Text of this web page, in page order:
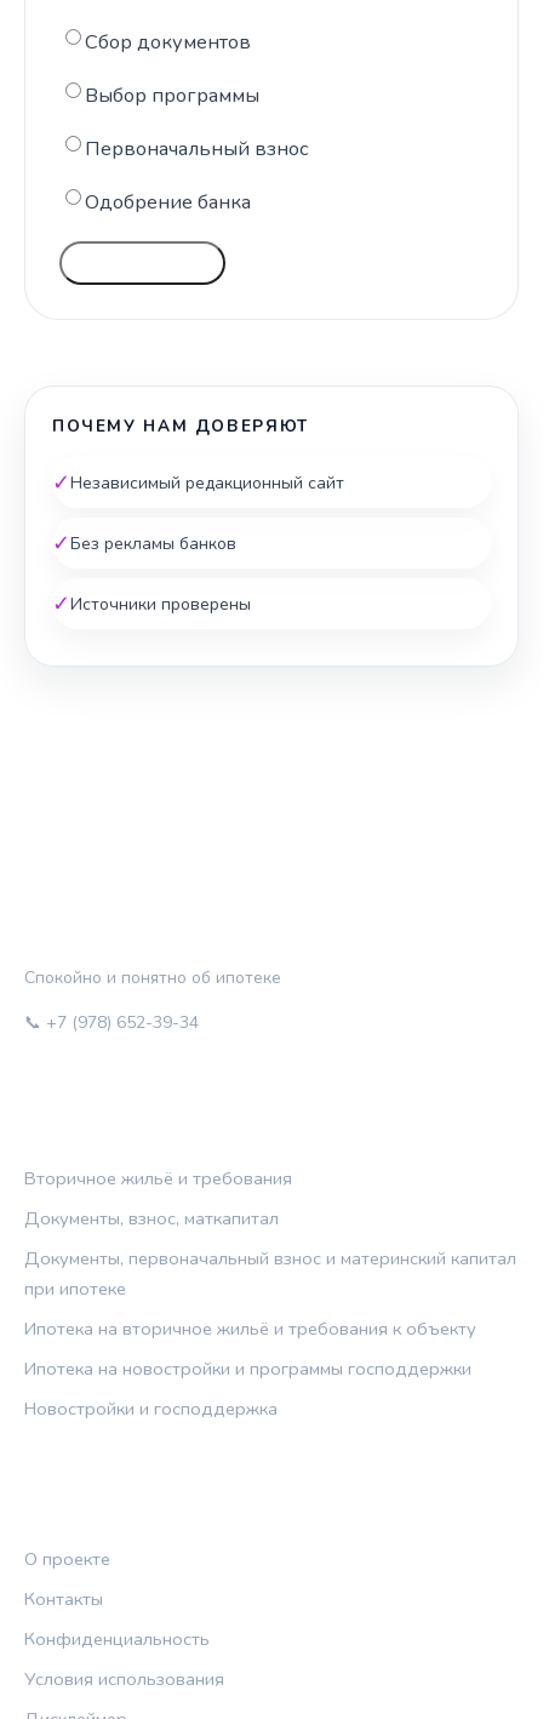
Сбор документов
Выбор программы
Первоначальный взнос
Одобрение банка
ПОЧЕМУ НАМ ДОВЕРЯЮТ
✓Независимый редакционный сайт
✓Без рекламы банков
✓Источники проверены
Спокойно и понятно об ипотеке
📞 +7 (978) 652-39-34
Вторичное жильё и требования
Документы, взнос, маткапитал
Документы, первоначальный взнос и материнский капитал
при ипотеке
Ипотека на вторичное жильё и требования к объекту
Ипотека на новостройки и программы господдержки
Новостройки и господдержка
О проекте
Контакты
Конфиденциальность
Условия использования